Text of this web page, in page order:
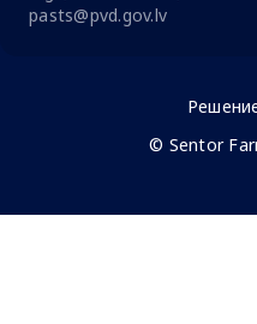
pasts@pvd.gov.lv
© Sentor